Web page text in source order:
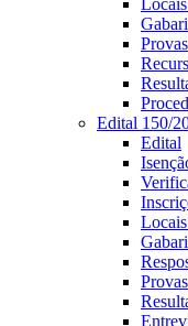
Provas
Edital 150/
Edital
Provas